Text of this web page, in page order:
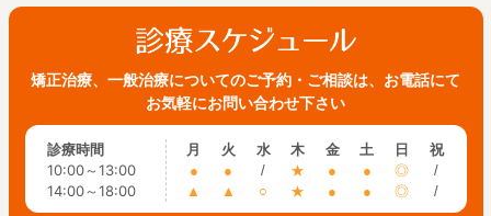
矯正治療、一般治療についてのご予約・ご相談は、お電話にて
お気軽にお問い合わせ下さい
診療時間
10:00～13:00
14:00～18:00
月
●
▲
火
●
▲
水
/
○
木
★
★
金
●
●
土
●
●
日
◎
◎
祝
/
/